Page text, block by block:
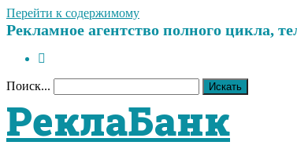
Перейти к содержимому
Рекламное агентство полного цикла,
Поиск... Искать
РеклаБанк